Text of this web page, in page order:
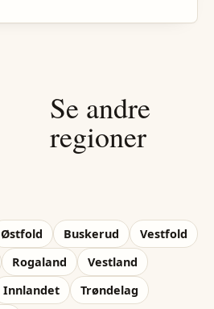
Se andre
regioner
Østfold Buskerud
Vestfold
Rogaland
Vestland
Innlandet
Trøndelag